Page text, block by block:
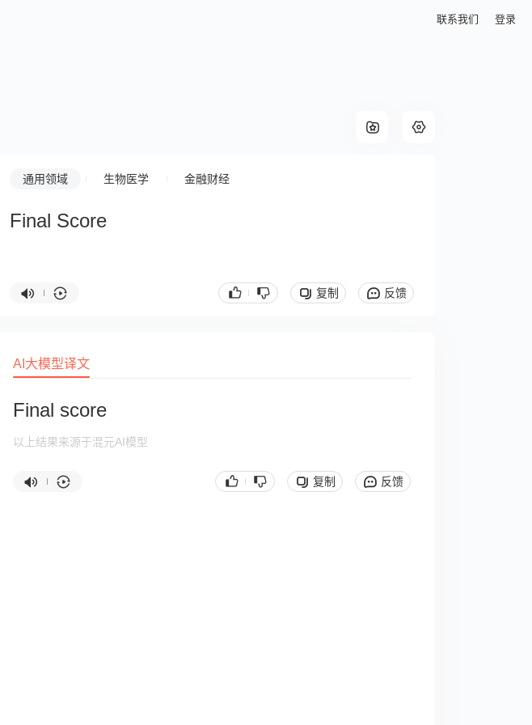
联系我们 登录
通用领域 生物医学 金融财经
Final Score
复制 反馈
AI大模型译文
Final score
以上结果来源于混元AI模型
复制 反馈